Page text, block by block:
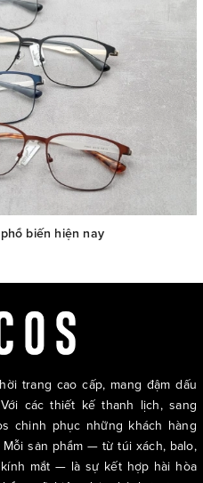
biến hiện nay
trang cao cấp, mang đậm dấu
các thiết kế thanh lịch, sang
chinh phục những khách hàng
sản phẩm — từ túi xách, balo,
mắt — là sự kết hợp hài hòa